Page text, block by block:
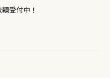
受付中！